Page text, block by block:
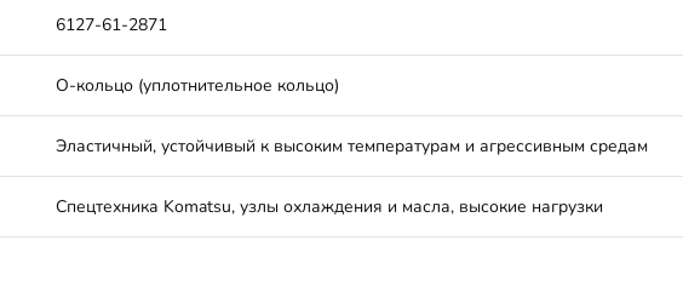
6127-61-2871
O-кольцо (уплотнительное кольцо)
Эластичный, устойчивый к высоким температурам и агрессивным средам
Спецтехника Komatsu, узлы охлаждения и масла, высокие нагрузки